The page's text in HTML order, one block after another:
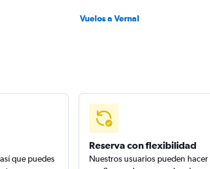
Vuelos a Vernal
que puedes
Reserva con flexibilidad
Nuestros usuarios pueden